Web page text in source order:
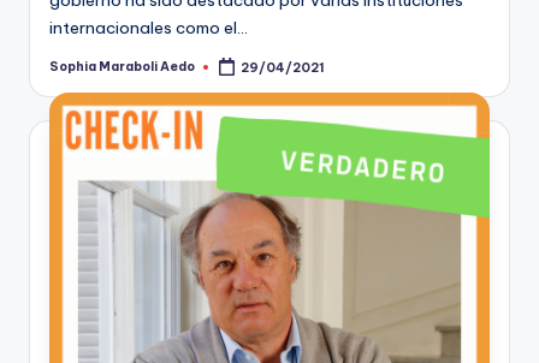
internacionales como el…
Publicado
Sophia Maraboli Aedo 29/04/2021